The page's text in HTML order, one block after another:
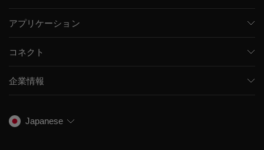
キャピラリー電気泳動機器
統合ソリューション
スペクトルライブラリ
アプリケーション
環境分析
法医学ソリューション
コネクト
トレーニング
キャリア
企業情報
プレスリリース
Japanese